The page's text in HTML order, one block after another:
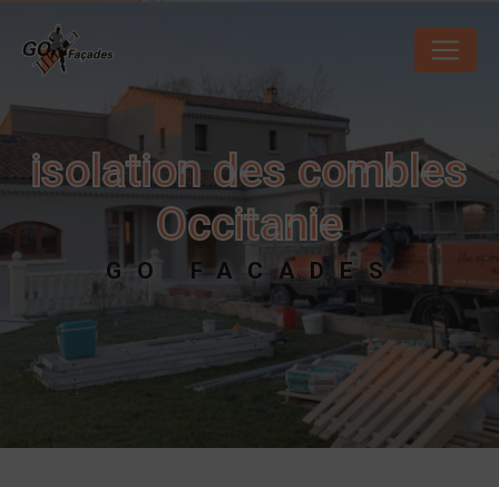
isolation des combles
Occitanie
GO FACADES